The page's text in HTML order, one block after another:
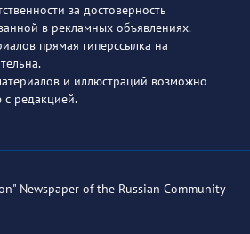
за достоверность
в рекламных объявлениях.
прямая гиперссылка на
и иллюстраций возможно
с редакцией.
Newspaper of the Russian Community